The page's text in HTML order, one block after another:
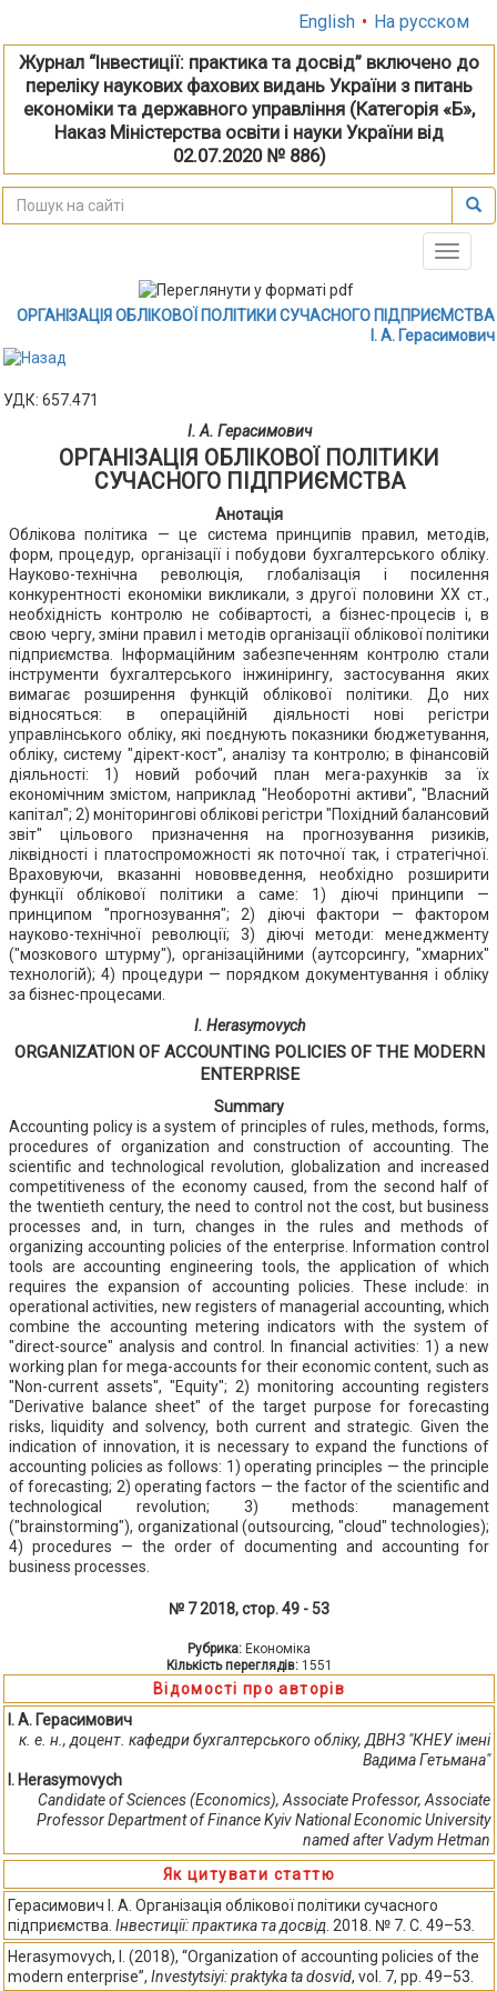
English • На русском
Журнал “Інвестиції: практика та досвід” включено до
переліку наукових фахових видань України з питань
економіки та державного управління (Категорія «Б»,
Наказ Міністерства освіти і науки України від
02.07.2020 № 886)
Toggle
ОРГАНІЗАЦІЯ ОБЛІКОВОЇ ПОЛІТИКИ СУЧАСНОГО ПІДПРИЄМСТВА
І. А. Герасимович
УДК: 657.471
І. А. Герасимович
ОРГАНІЗАЦІЯ ОБЛІКОВОЇ ПОЛІТИКИ
СУЧАСНОГО ПІДПРИЄМСТВА
Анотація
Облікова політика — це система принципів правил, методів,
форм, процедур, організації і побудови бухгалтерського обліку.
Науково-технічна революція, глобалізація і посилення
конкурентності економіки викликали, з другої половини ХХ ст.,
необхідність контролю не собівартості, а бізнес-процесів і, в
свою чергу, зміни правил і методів організації облікової політики
підприємства. Інформаційним забезпеченням контролю стали
інструменти бухгалтерського інжинірингу, застосування яких
вимагає розширення функцій облікової політики. До них
відносяться: в операційній діяльності нові регістри
управлінського обліку, які поєднують показники бюджетування,
обліку, систему "дірект-кост", аналізу та контролю; в фінансовій
діяльності: 1) новий робочий план мега-рахунків за їх
економічним змістом, наприклад "Необоротні активи", "Власний
капітал"; 2) моніторингові облікові регістри "Похідний балансовий
звіт" цільового призначення на прогнозування ризиків,
ліквідності і платоспроможності як поточної так, і стратегічної.
Враховуючи, вказанні нововведення, необхідно розширити
функції облікової політики а саме: 1) діючі принципи —
принципом "прогнозування"; 2) діючі фактори — фактором
науково-технічної революції; 3) діючі методи: менеджменту
("мозкового штурму"), організаційними (аутсорсингу, "хмарних"
технологій); 4) процедури — порядком документування і обліку
за бізнес-процесами.
I. Herasymovych
ORGANIZATION OF ACCOUNTING POLICIES OF THE MODERN
ENTERPRISE
Summary
Accounting policy is a system of principles of rules, methods, forms,
procedures of organization and construction of accounting. The
scientific and technological revolution, globalization and increased
competitiveness of the economy caused, from the second half of
the twentieth century, the need to control not the cost, but business
processes and, in turn, changes in the rules and methods of
organizing accounting policies of the enterprise. Information control
tools are accounting engineering tools, the application of which
requires the expansion of accounting policies. These include: in
operational activities, new registers of managerial accounting, which
combine the accounting metering indicators with the system of
"direct-source" analysis and control. In financial activities: 1) a new
working plan for mega-accounts for their economic content, such as
"Non-current assets", "Equity"; 2) monitoring accounting registers
"Derivative balance sheet" of the target purpose for forecasting
risks, liquidity and solvency, both current and strategic. Given the
indication of innovation, it is necessary to expand the functions of
accounting policies as follows: 1) operating principles — the principle
of forecasting; 2) operating factors — the factor of the scientific and
technological revolution; 3) methods: management
("brainstorming"), organizational (outsourcing, "cloud" technologies);
4) procedures — the order of documenting and accounting for
business processes.
№ 7 2018, стор. 49 - 53
Рубрика: Економіка
Кількість переглядів: 1551
Відомості про авторів
І. А. Герасимович
к. е. н., доцент. кафедри бухгалтерського обліку, ДВНЗ "КНЕУ імені
Вадима Гетьмана"
I. Herasymovych
Candidate of Sciences (Economics), Associate Professor, Associate
Professor Department of Finance Kyiv National Economic University
named after Vadym Hetman
Як цитувати статтю
Герасимович І. А. Організація облікової політики сучасного
підприємства. Інвестиції: практика та досвід . 2018. № 7. С. 49–53.
Herasymovych, I. (2018), “Organization of accounting policies of the
modern enterprise”, Investytsiyi: praktyka ta dosvid, vol. 7, pp. 49–53.